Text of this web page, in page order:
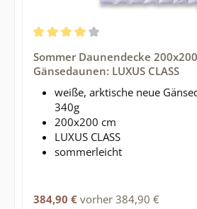
Sommer Daunendecke
Gänsedaunen: LUXUS CLASS
weiße, arktische neue
340g
200x200 cm
LUXUS CLASS
sommerleicht
Regulärer Preis:
384,90 € vorher 384,90 €